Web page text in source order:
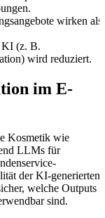
wirken als
KI (z. B.
wird reduziert.
im E-
Kosmetik wie
LLMs für
der KI-generierten
welche Outputs
sind.